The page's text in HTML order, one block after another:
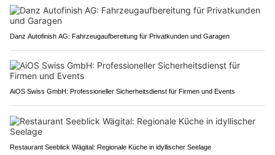
Danz Autofinish AG: Fahrzeugaufbereitung für Privatkunden und Garagen
AiOS Swiss GmbH: Professioneller Sicherheitsdienst für Firmen und Events
Restaurant Seeblick Wägital: Regionale Küche in idyllischer Seelage